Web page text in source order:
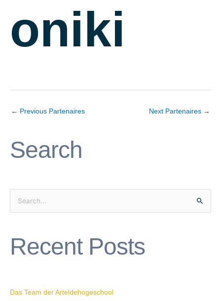
oniki
← Previous Partenaires Next Partenaires →
Search
c
o
Recent Posts
Das Team der Arteldehogeschool